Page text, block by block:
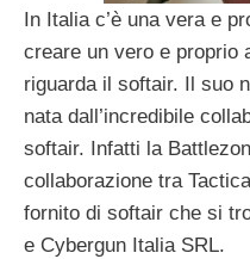
In Italia c’è una vera e
creare un vero e proprio
riguarda il softair. Il suo
nata dall’incredibile
softair. Infatti la
collaborazione tra
fornito di softair che si
e Cybergun Italia SRL.